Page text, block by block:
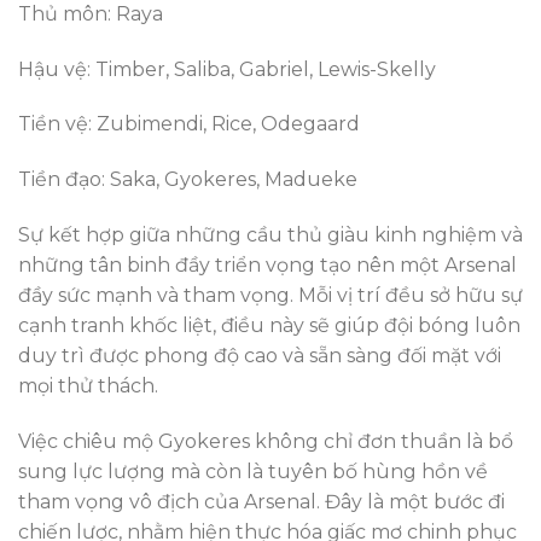
Thủ môn: Raya
Hậu vệ: Timber, Saliba, Gabriel, Lewis-Skelly
Tiền vệ: Zubimendi, Rice, Odegaard
Tiền đạo: Saka, Gyokeres, Madueke
Sự kết hợp giữa những cầu thủ giàu kinh nghiệm và
những tân binh đầy triển vọng tạo nên một Arsenal
đầy sức mạnh và tham vọng. Mỗi vị trí đều sở hữu sự
cạnh tranh khốc liệt, điều này sẽ giúp đội bóng luôn
duy trì được phong độ cao và sẵn sàng đối mặt với
mọi thử thách.
Việc chiêu mộ Gyokeres không chỉ đơn thuần là bổ
sung lực lượng mà còn là tuyên bố hùng hồn về
tham vọng vô địch của Arsenal. Đây là một bước đi
chiến lược, nhằm hiện thực hóa giấc mơ chinh phục